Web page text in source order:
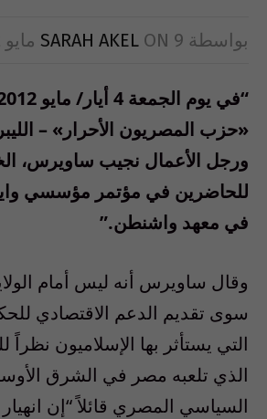
بواسطة SARAH AKEL ON 9 مايو 2012
«حزب المصريون الأحرار» –
ورجل الأعمال نجيب ساويرس،
في معهد واشنطن.”
وقال ساويرس أنه ليس أمام
سوى تقديم الدعم الاقتصادي
التي يستأثر بها الإسلاميون نظراً
الذي تلعبه مصر في الشرق
السياسي المصري قائلاً “إن